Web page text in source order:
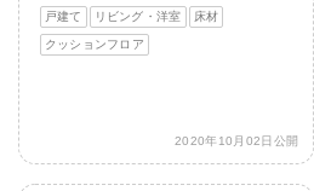
戸建て リビング・洋室 床材
クッションフロア
2020年10月02日公開